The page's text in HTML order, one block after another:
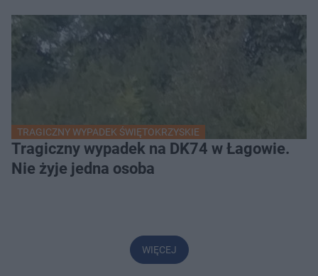
TRAGICZNY WYPADEK ŚWIĘTOKRZYSKIE
Tragiczny wypadek na DK74 w Łagowie.
Nie żyje jedna osoba
WIĘCEJ